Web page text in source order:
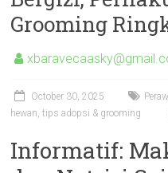
Grooming
October 30, 2025
hewan, tips adopsi & grooming
Informatif: